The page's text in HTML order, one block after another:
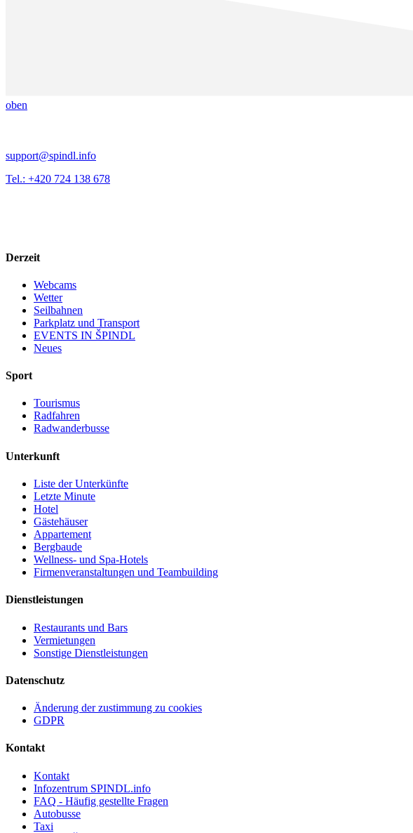
oben
support@spindl.info
Tel.: +420 724 138 678
Derzeit
Webcams
Wetter
Seilbahnen
Parkplatz und Transport
EVENTS IN ŠPINDL
Neues
Sport
Tourismus
Radfahren
Radwanderbusse
Unterkunft
Liste der Unterkünfte
Letzte Minute
Hotel
Gästehäuser
Appartement
Bergbaude
Wellness- und Spa-Hotels
Firmenveranstaltungen und Teambuilding
Dienstleistungen
Restaurants und Bars
Vermietungen
Sonstige Dienstleistungen
Datenschutz
Änderung der zustimmung zu cookies
GDPR
Kontakt
Kontakt
Infozentrum SPINDL.info
FAQ - Häufig gestellte Fragen
Autobusse
Taxi